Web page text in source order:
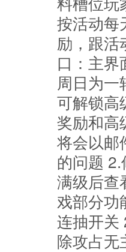
按活动每
励，跟活
口：主界
周日为
可解锁高
奖励和高
将会以邮
的问题
满级后查
戏部分功
连抽开关
除攻占无